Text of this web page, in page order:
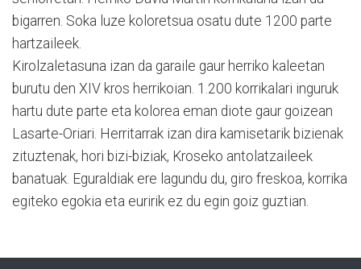
bigarren. Soka luze koloretsua osatu dute 1200 parte
hartzaileek.
Kirolzaletasuna izan da garaile gaur herriko kaleetan
burutu den XIV kros herrikoian. 1.200 korrikalari inguruk
hartu dute parte eta kolorea eman diote gaur goizean
Lasarte-Oriari. Herritarrak izan dira kamisetarik bizienak
zituztenak, hori bizi-biziak, Kroseko antolatzaileek
banatuak. Eguraldiak ere lagundu du, giro freskoa, korrika
egiteko egokia eta euririk ez du egin goiz guztian.